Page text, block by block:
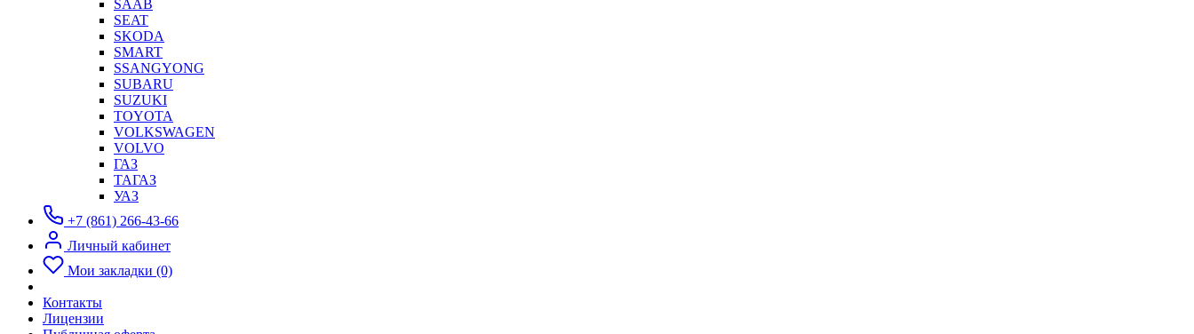
SAAB
SEAT
SKODA
SMART
SSANGYONG
SUBARU
SUZUKI
TOYOTA
VOLKSWAGEN
VOLVO
ГАЗ
ТАГАЗ
УАЗ
+7 (861) 266-43-66
Личный кабинет
Мои закладки (0)
Контакты
Лицензии